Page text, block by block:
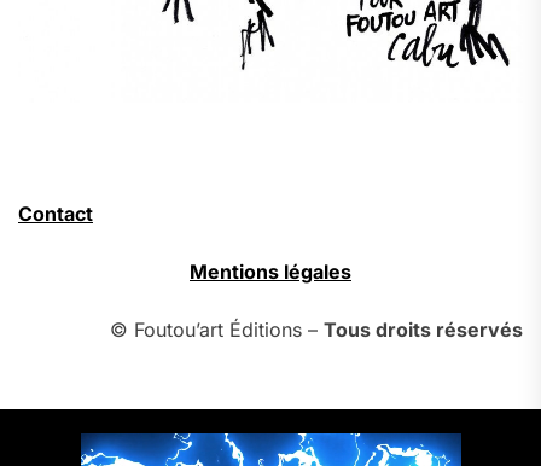
Contact
Mentions légales
© Foutou’art Éditions – Tous droits réservés